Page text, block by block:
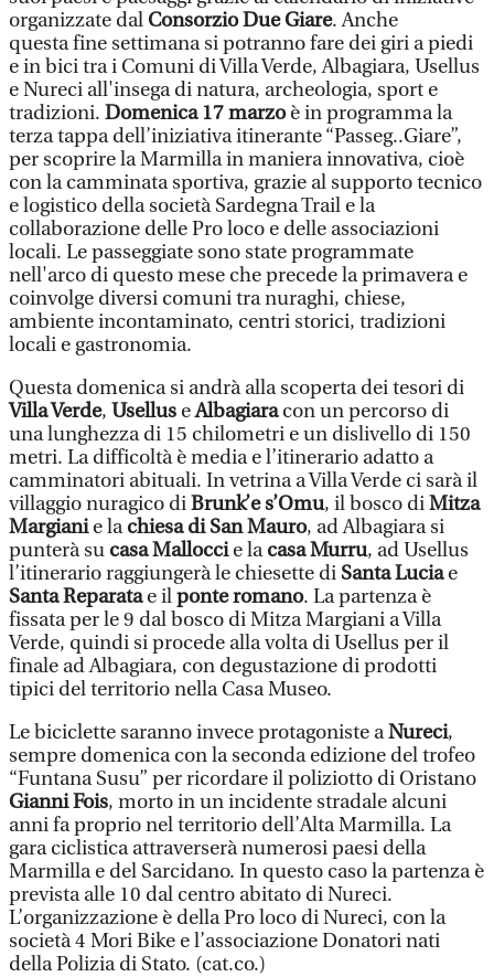
organizzate dal Consorzio Due Giare. Anche
questa fine settimana si potranno fare dei giri a piedi
e in bici tra i Comuni di Villa Verde, Albagiara, Usellus
e Nureci all'insega di natura, archeologia, sport e
tradizioni. Domenica 17 marzoè in programma la
terza tappa dell’iniziativa itinerante “Passeg..Giare”,
per scoprire la Marmilla in maniera innovativa, cioè
con la camminata sportiva, grazie al supporto tecnico
e logistico della società Sardegna Trail e la
collaborazione delle Pro loco e delle associazioni
locali. Le passeggiate sono state programmate
nell'arco di questo mese che precede la primavera e
coinvolge diversi comuni tra nuraghi, chiese,
ambiente incontaminato, centri storici, tradizioni
locali e gastronomia.
Questa domenica si andrà alla scoperta dei tesori di
Villa Verde, Usellus eAlbagiaracon un percorso di
una lunghezza di 15 chilometri e un dislivello di 150
metri. La difficoltà è media e l’itinerario adatto a
camminatori abituali. In vetrina a Villa Verde ci sarà il
villaggio nuragico diBrunk’e s’Omu, il bosco diMitza
Margianie lachiesa di San Mauro, ad Albagiara si
punterà su casa Malloccie lacasa Murru, ad Usellus
l’itinerario raggiungerà le chiesette di Santa Luciae
Santa Reparatae ilponte romano. La partenza è
fissata per le 9 dal bosco di Mitza Margiani a Villa
Verde, quindi si procede alla volta di Usellus per il
finale ad Albagiara, con degustazione di prodotti
tipici del territorio nella Casa Museo.
Le biciclette saranno invece protagoniste aNureci,
sempre domenica con la seconda edizione del trofeo
“Funtana Susu” per ricordare il poliziotto di Oristano
Gianni Fois, morto in un incidente stradale alcuni
anni fa proprio nel territorio dell’Alta Marmilla. La
gara ciclistica attraverserà numerosi paesi della
Marmilla e del Sarcidano. In questo caso la partenza è
prevista alle 10 dal centro abitato di Nureci.
L’organizzazione è della Pro loco di Nureci, con la
società 4 Mori Bike e l’associazione Donatori nati
della Polizia di Stato. (cat.co.)